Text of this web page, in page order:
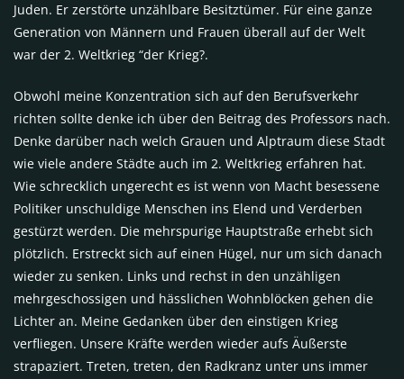
Juden. Er zerstörte unzählbare Besitztümer. Für eine ganze
Generation von Männern und Frauen überall auf der Welt
war der 2. Weltkrieg “der Krieg?.
Obwohl meine Konzentration sich auf den Berufsverkehr
richten sollte denke ich über den Beitrag des Professors nach.
Denke darüber nach welch Grauen und Alptraum diese Stadt
wie viele andere Städte auch im 2. Weltkrieg erfahren hat.
Wie schrecklich ungerecht es ist wenn von Macht besessene
Politiker unschuldige Menschen ins Elend und Verderben
gestürzt werden. Die mehrspurige Hauptstraße erhebt sich
plötzlich. Erstreckt sich auf einen Hügel, nur um sich danach
wieder zu senken. Links und rechst in den unzähligen
mehrgeschossigen und hässlichen Wohnblöcken gehen die
Lichter an. Meine Gedanken über den einstigen Krieg
verfliegen. Unsere Kräfte werden wieder aufs Äußerste
strapaziert. Treten, treten, den Radkranz unter uns immer